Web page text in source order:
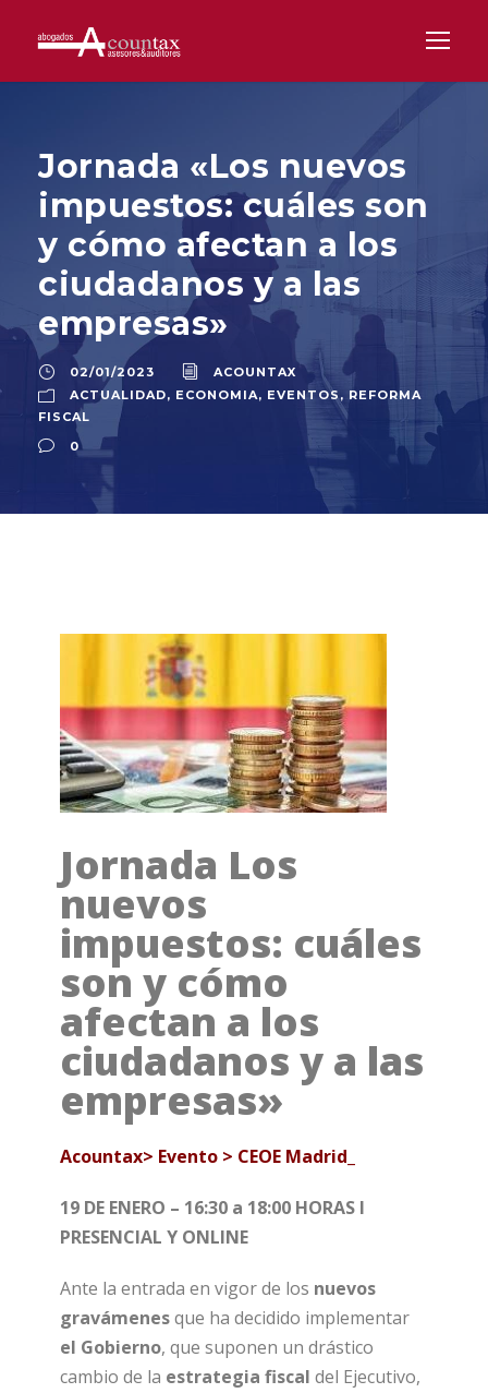
Jornada «Los nuevos
impuestos: cuáles son
y cómo afectan a los
ciudadanos y a las
empresas»
02/01/2023
ACOUNTAX
ACTUALIDAD, ECONOMIA, EVENTOS, REFORMA
FISCAL
0
Jornada Los
nuevos
impuestos: cuáles
son y cómo
afectan a los
ciudadanos y a las
empresas»
Acountax> Evento > CEOE Madrid_
19 DE ENERO – 16:30 a 18:00 HORAS I
PRESENCIAL Y ONLINE
Ante la entrada en vigor de los nuevos
gravámenesque ha decidido implementar
el Gobierno, que suponen un drástico
cambio de la estrategia fiscal del Ejecutivo,